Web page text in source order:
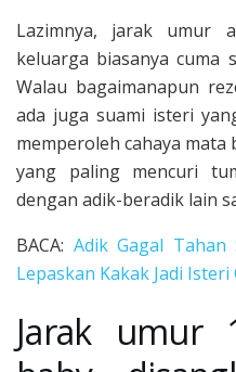
Lazimnya, jarak umur
keluarga biasanya cuma
Walau bagaimanapun
ada juga suami isteri
memperoleh cahaya mata
yang paling mencuri
dengan adik-beradik lain
BACA: Adik Gagal Tahan
Lepaskan Kakak Jadi
Jarak umur